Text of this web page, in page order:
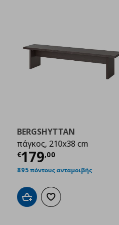
€ 9,99
BERGSHYTTAN
πάγκος, 210x38 cm
€179,00
Τρέχουσα τιμή
895 πόντους ανταμοιβής
Προσθήκη στο καλάθι
Προσθήκη στα